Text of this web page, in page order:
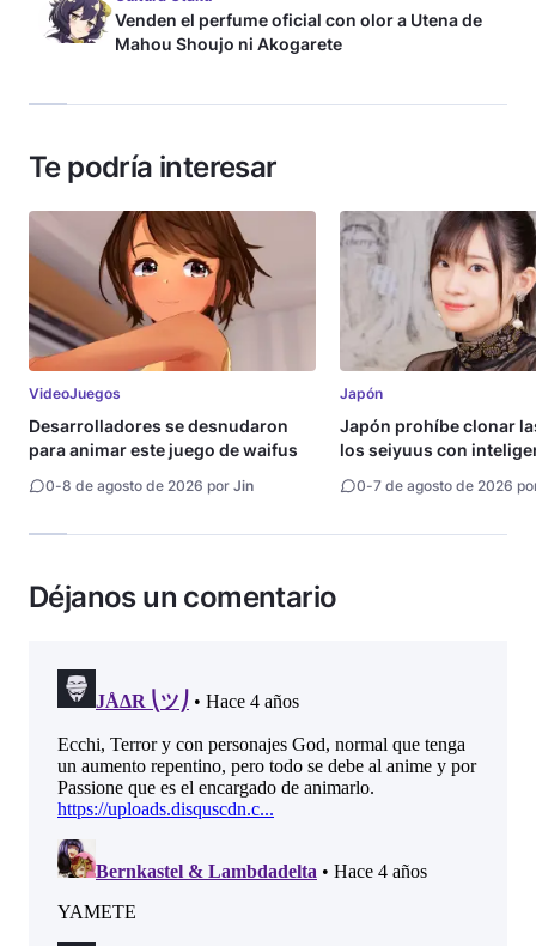
Venden el perfume oficial con olor a Utena de
Mahou Shoujo ni Akogarete
Te podría interesar
VideoJuegos
Desarrolladores se desnudaron
para animar este juego de waifus
0-8 de agosto de 2026 por Jin
Japón
Japón prohíbe clonar
los seiyuus con
0-7 de agosto de 2026
Déjanos un comentario